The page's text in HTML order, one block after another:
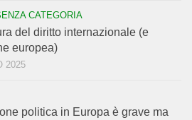
CATEGORIA
del diritto internazionale (e
europea)
2025
politica in Europa è grave ma